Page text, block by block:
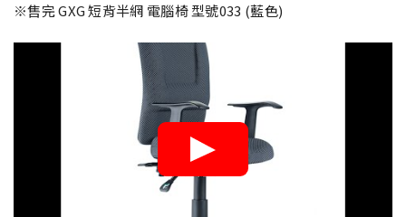
※售完 GXG 短背半網 電腦椅 型號033 (藍色)